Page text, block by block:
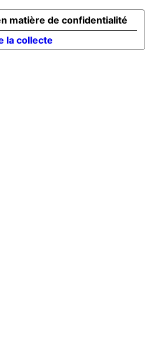
la collecte
matière de confidentialité